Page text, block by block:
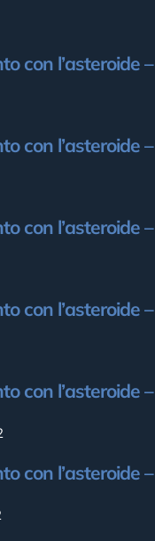
con l’asteroide
con l’asteroide
con l’asteroide
con l’asteroide
con l’asteroide
con l’asteroide